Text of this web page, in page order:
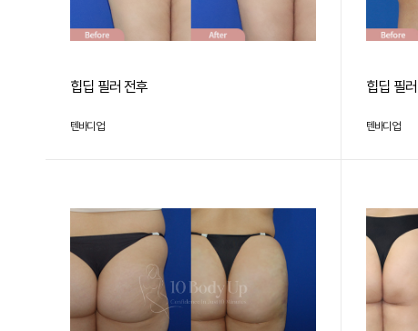
힙딥 필러 전후
텐바디업
힙딥 필
텐바디업